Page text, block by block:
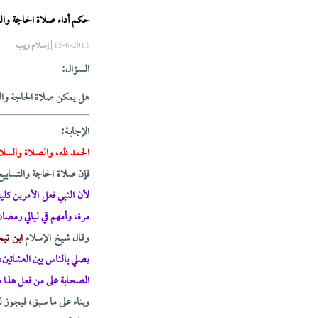
حكم أداء صلاة الحاجة
15-6-2013 | إسلام ويب
السؤال:
هل يمكن صلاة الحاجة
الإجابــة:
الحمد لله، والصلاة
فإن صلاة الحاجة
لأن النبي فعل الأمرين
مرة، وأمهم في ليالي
وقال شيخ الإسلامابن
يصلي بالناس بين
الصحابة على من فعل هذا
وبناء على ما سبق، فيجوز